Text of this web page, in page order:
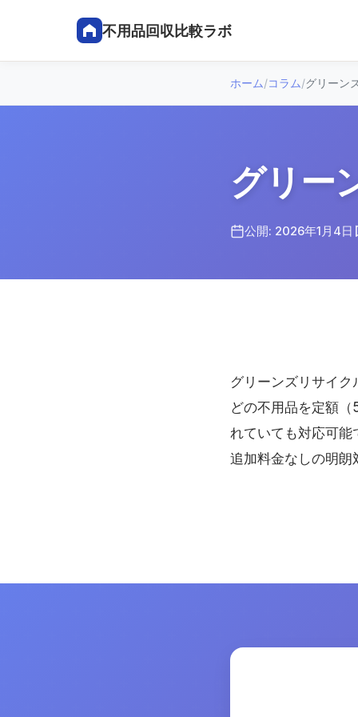
不用品回収比較ラボ
ホーム/コラム/グリーン
グリー
公開: 2026年1月4日
グリーンズリサイ
どの不用品を定額
れていても対応可
追加料金なしの明朗